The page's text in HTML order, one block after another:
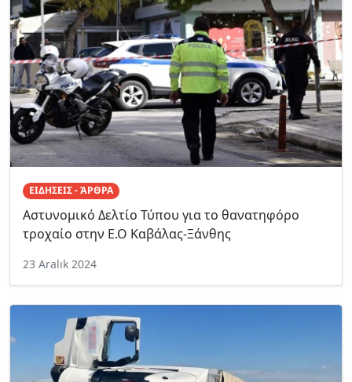
ΕΙΔΗΣΕΙΣ - ΆΡΘΡΑ
Αστυνομικό Δελτίο Τύπου για το θανατηφόρο
τροχαίο στην Ε.Ο Καβάλας-Ξάνθης
23 Aralık 2024